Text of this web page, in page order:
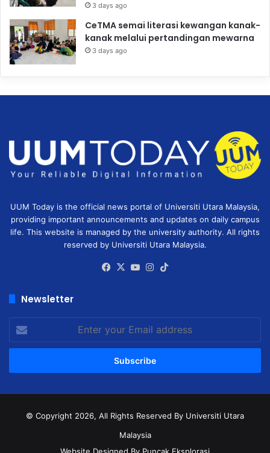
3 days ago
CeTMA semai literasi kewangan kanak-
kanak melalui pertandingan mewarna
3 days ago
UUM Today is the official news portal of Universiti Utara Malaysia,
providing important announcements and updates on daily campus
life. This website is managed by the university authority. All rights
reserved by Universiti Utara Malaysia.
Facebook
X YouTubeInstagram
Newsletter
your
Email
© Copyright 2026, All Rights Reserved By Universiti Utara
Malaysia
Website Designed By Puncak Eksplorasi